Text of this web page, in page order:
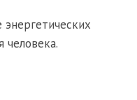
энергетических
человека.